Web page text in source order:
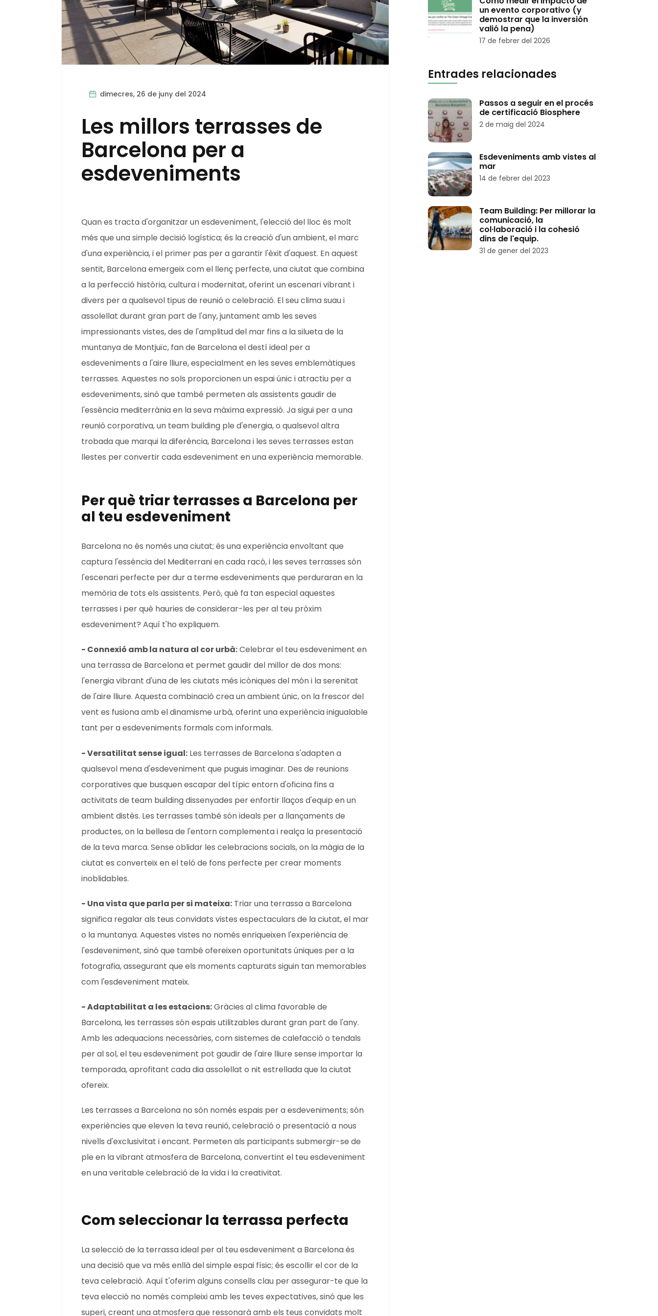
dimecres, 26 de juny del 2024
Les millors terrasses de
Barcelona per a
esdeveniments
Quan es tracta d'organitzar un esdeveniment, l'elecció del lloc és molt
més que una simple decisió logística; és la creació d'un ambient, el marc
d'una experiència, i el primer pas per a garantir l'èxit d'aquest. En aquest
sentit, Barcelona emergeix com el llenç perfecte, una ciutat que combina
a la perfecció història, cultura i modernitat, oferint un escenari vibrant i
divers per a qualsevol tipus de reunió o celebració. El seu clima suau i
assolellat durant gran part de l'any, juntament amb les seves
impressionants vistes, des de l'amplitud del mar fins a la silueta de la
muntanya de Montjuïc, fan de Barcelona el destí ideal per a
esdeveniments a l'aire lliure, especialment en les seves emblemàtiques
terrasses. Aquestes no sols proporcionen un espai únic i atractiu per a
esdeveniments, sinó que també permeten als assistents gaudir de
l'essència mediterrània en la seva màxima expressió. Ja sigui per a una
reunió corporativa, un team building ple d'energia, o qualsevol altra
trobada que marqui la diferència, Barcelona i les seves terrasses estan
llestes per convertir cada esdeveniment en una experiència memorable.
Per què triar terrasses a Barcelona per
al teu esdeveniment
Barcelona no és només una ciutat; és una experiència envoltant que
captura l'essència del Mediterrani en cada racó, i les seves terrasses són
l'escenari perfecte per dur a terme esdeveniments que perduraran en la
memòria de tots els assistents. Però, què fa tan especial aquestes
terrasses i per què hauries de considerar-les per al teu pròxim
esdeveniment? Aquí t'ho expliquem.
- Connexió amb la natura al cor urbà:Celebrar el teu esdeveniment en
una terrassa de Barcelona et permet gaudir del millor de dos mons:
l'energia vibrant d'una de les ciutats més icòniques del món i la serenitat
de l'aire lliure. Aquesta combinació crea un ambient únic, on la frescor del
vent es fusiona amb el dinamisme urbà, oferint una experiència inigualable
tant per a esdeveniments formals com informals.
- Versatilitat sense igual: Les terrasses de Barcelona s'adapten a
qualsevol mena d'esdeveniment que puguis imaginar. Des de reunions
corporatives que busquen escapar del típic entorn d'oficina fins a
activitats de team building dissenyades per enfortir llaços d'equip en un
ambient distès. Les terrasses també són ideals per a llançaments de
productes, on la bellesa de l'entorn complementa i realça la presentació
de la teva marca. Sense oblidar les celebracions socials, on la màgia de la
ciutat es converteix en el teló de fons perfecte per crear moments
inoblidables.
- Una vista que parla per si mateixa: Triar una terrassa a Barcelona
significa regalar als teus convidats vistes espectaculars de la ciutat, el mar
o la muntanya. Aquestes vistes no només enriqueixen l'experiència de
l'esdeveniment, sinó que també ofereixen oportunitats úniques per a la
fotografia, assegurant que els moments capturats siguin tan memorables
com l'esdeveniment mateix.
- Adaptabilitat a les estacions:Gràcies al clima favorable de
Barcelona, les terrasses són espais utilitzables durant gran part de l'any.
Amb les adequacions necessàries, com sistemes de calefacció o tendals
per al sol, el teu esdeveniment pot gaudir de l'aire lliure sense importar la
temporada, aprofitant cada dia assolellat o nit estrellada que la ciutat
ofereix.
Les terrasses a Barcelona no són només espais per a esdeveniments; són
experiències que eleven la teva reunió, celebració o presentació a nous
nivells d'exclusivitat i encant. Permeten als participants submergir-se de
ple en la vibrant atmosfera de Barcelona, convertint el teu esdeveniment
en una veritable celebració de la vida i la creativitat.
Com seleccionar la terrassa perfecta
La selecció de la terrassa ideal per al teu esdeveniment a Barcelona és
una decisió que va més enllà del simple espai físic; és escollir el cor de la
teva celebració. Aquí t'oferim alguns consells clau per assegurar-te que la
teva elecció no només compleixi amb les teves expectatives, sinó que les
superi, creant una atmosfera que ressonarà amb els teus convidats molt
un evento corporativo (y
demostrar que la inversión
valió la pena)
17 de febrer del 2026
Entrades relacionades
Passos a seguir en el procés
de certificació Biosphere
2 de maig del 2024
Esdeveniments amb vistes al
mar
14 de febrer del 2023
Team Building: Per millorar la
comunicació, la
col·laboració i la cohesió
dins de l'equip.
31 de gener del 2023